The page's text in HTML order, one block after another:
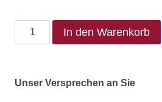
In den Warenkorb
Unser Versprechen an Sie